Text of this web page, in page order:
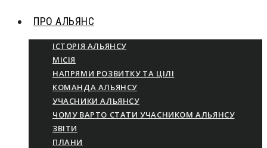
ПРО АЛЬЯНС
ІСТОРІЯ АЛЬЯНСУ
МІСІЯ
НАПРЯМИ РОЗВИТКУ ТА ЦІЛІ
КОМАНДА АЛЬЯНСУ
УЧАСНИКИ АЛЬЯНСУ
ЧОМУ ВАРТО СТАТИ УЧАСНИКОМ АЛЬЯНСУ
ЗВІТИ
ПЛАНИ